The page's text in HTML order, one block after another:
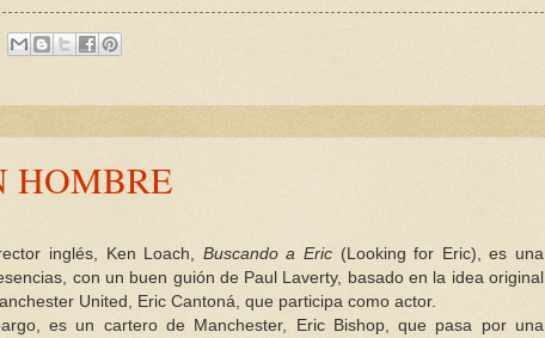
HOMBRE
inglés, Ken Loach, Buscando a Eric (Looking for Eric), es una
con un buen guión de Paul Laverty, basado en la idea original
United, Eric Cantoná, que participa como actor.
es un cartero de Manchester, Eric Bishop, que pasa por una